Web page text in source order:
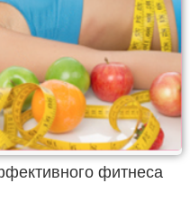
фитнеса